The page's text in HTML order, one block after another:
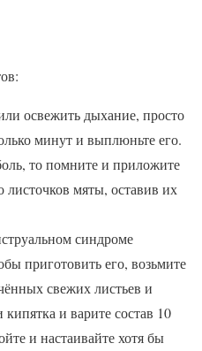
освежить дыхание, просто
минут и выплюньте его.
то помните и приложите
листочков мяты, оставив их
синдроме
приготовить его, возьмите
свежих листьев и
и варите состав 10
и настаивайте хотя бы